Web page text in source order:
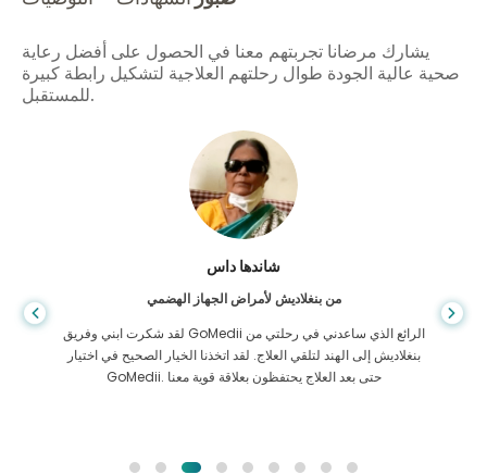
يشارك مرضانا تجربتهم معنا في الحصول على أفضل رعاية
صحية عالية الجودة طوال رحلتهم العلاجية لتشكيل رابطة كبيرة
للمستقبل.
شاندها داس
من بنغلاديش لأمراض الجهاز الهضمي
لقد شكرت ابني وفريق GoMedii الرائع الذي ساعدني في رحلتي من
بنغلاديش إلى الهند لتلقي العلاج. لقد اتخذنا الخيار الصحيح في اختيار
GoMedii. حتى بعد العلاج يحتفظون بعلاقة قوية معنا